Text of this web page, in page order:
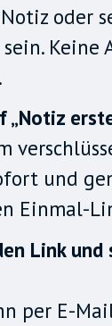
oder
Keine
„Notiz
und
Einmal-
Link und
per E-